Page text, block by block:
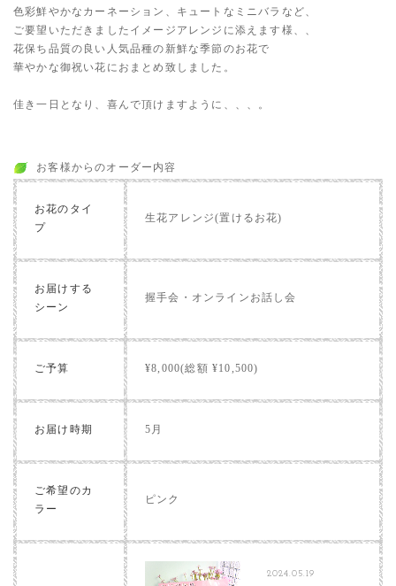
色彩鮮やかなカーネーション、キュートなミニバラなど、
ご要望いただきましたイメージアレンジに添えます様、、
花保ち品質の良い人気品種の新鮮な季節のお花で
華やかな御祝い花におまとめ致しました。
佳き一日となり、喜んで頂けますように、、、。
お客様からのオーダー内容
お花のタイ
プ
生花アレンジ(置けるお花)
お届けする
シーン
握手会・オンラインお話し会
ご予算 ¥8,000(総額 ¥10,500)
お届け時期 5月
ご希望のカ
ラー
ピンク
2024.05.19